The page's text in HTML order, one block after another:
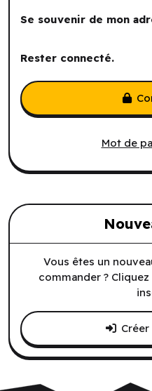
Se souvenir de mon
Rester connecté.
Mot de
Vous êtes un
commander ?